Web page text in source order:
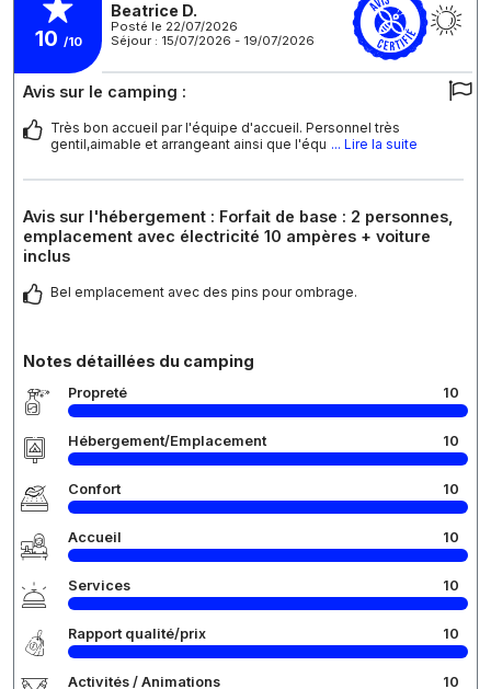
10 /10
Beatrice D.
Posté le 22/07/2026
Séjour : 15/07/2026 - 19/07/2026
Avis sur le camping :
Très bon accueil par l'équipe d'accueil. Personnel très
gentil,aimable et arrangeant ainsi que l'équ ... Lire la suite
Avis sur l'hébergement : Forfait de base : 2 personnes,
emplacement avec électricité 10 ampères + voiture
inclus
Bel emplacement avec des pins pour ombrage.
Notes détaillées du camping
Propreté 10
Hébergement/Emplacement 10
Confort 10
Accueil 10
Services 10
Rapport qualité/prix 10
Activités / Animations 10